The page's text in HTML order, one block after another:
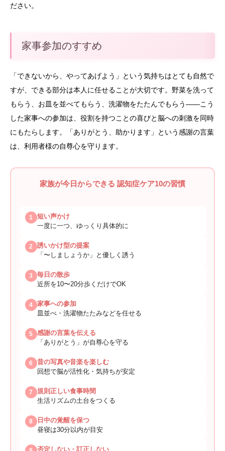
ださい。
家事参加のすすめ
「できないから、やってあげよう」という気持ちはとても自然で
すが、できる部分は本人に任せることが大切です。野菜を洗って
もらう、お皿を並べてもらう、洗濯物をたたんでもらう——こう
した家事への参加は、役割を持つことの喜びと脳への刺激を同時
にもたらします。「ありがとう、助かります」という感謝の言葉
は、利用者様の自尊心を守ります。
家族が今日からできる 認知症ケア10の習慣
1
短い声かけ
一度に一つ、ゆっくり具体的に
2
誘いかけ型の提案
「〜しましょうか」と優しく誘う
3
毎日の散歩
近所を10〜20分歩くだけでOK
4
家事への参加
皿並べ・洗濯物たたみなどを任せる
5
感謝の言葉を伝える
「ありがとう」が自尊心を守る
6
昔の写真や音楽を楽しむ
回想で脳が活性化・気持ちが安定
7
規則正しい食事時間
生活リズムの土台をつくる
8
日中の覚醒を保つ
昼寝は30分以内が目安
否定しない・訂正しない